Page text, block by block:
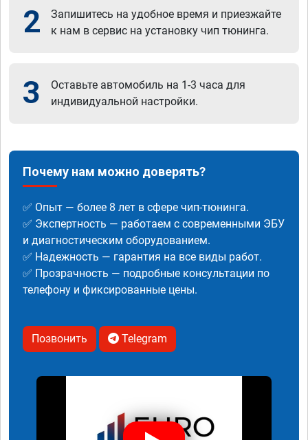
2
Запишитесь на удобное время и приезжайте
к нам в сервис на установку чип тюнинга.
3
Оставьте автомобиль на 1-3 часа для
индивидуальной настройки.
Почему нам можно доверять?
✅ Опыт — более 8 лет в сфере чип-тюнинга.
✅ Экспертность — работаем с современными ЭБУ
и диагностическим оборудованием.
✅ Надежность — гарантия на все виды работ.
✅ Прозрачность — подробные консультации по
телефону и фиксированные цены.
Позвонить Telegram